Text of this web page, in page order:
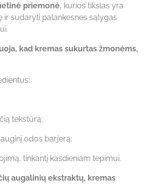
priemonė, kurios tikslas yra
ir sudaryti palankesnes sąlygas
kad kremas sukurtas žmonėms,
tekstūrą;
odos barjerą;
tinkantį kasdieniam tepimui.
augalinių ekstraktų, kremas